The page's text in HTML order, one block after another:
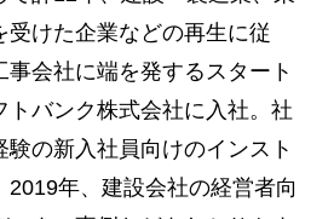
受けた企業などの再生に従
会社に端を発するスタート
トバンク株式会社に入社。社
の新入社員向けのインスト
2019年、建設会社の経営者向